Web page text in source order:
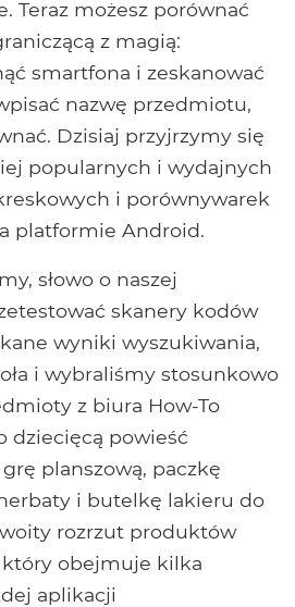
Teraz możesz porównać
z magią:
smartfona i zeskanować
nazwę przedmiotu,
Dzisiaj przyjrzymy się
popularnych i wydajnych
i porównywarek
platformie Android.
słowo o naszej
skanery kodów
wyniki wyszukiwania,
i wybraliśmy stosunkowo
z biura How-To
dziecięcą powieść
planszową, paczkę
i butelkę lakieru do
rozrzut produktów
obejmuje kilka
aplikacji